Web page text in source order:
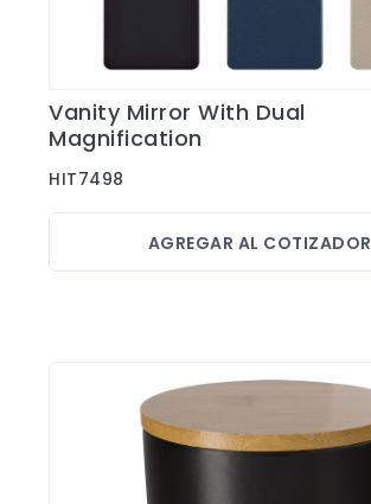
Ver Detalles
Vanity Mirror With Dual
Magnification
HIT7498
AGREGAR AL COTIZADOR